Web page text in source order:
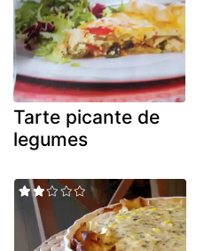
Tarte picante de
legumes